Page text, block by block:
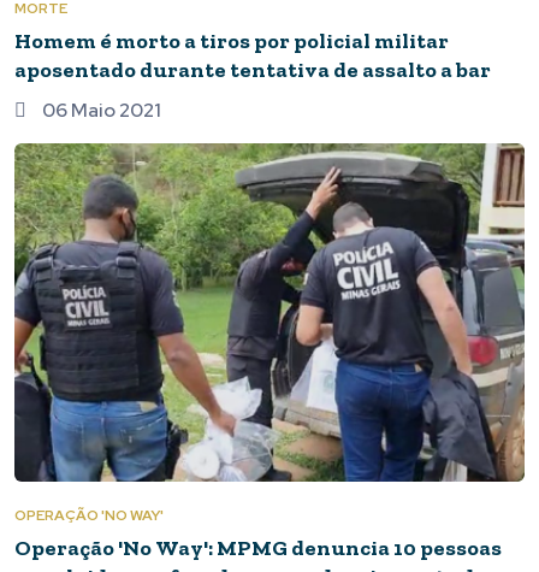
MORTE
Homem é morto a tiros por policial militar
aposentado durante tentativa de assalto a bar
06 Maio 2021
OPERAÇÃO 'NO WAY'
Operação 'No Way': MPMG denuncia 10 pessoas